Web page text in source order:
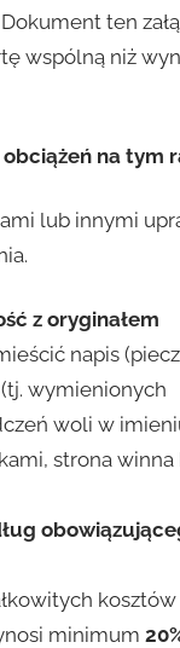
ten
wspólną niż
na tym
lub innymi
z oryginałem
napis
wymienionych
woli w
strona winna
kosztów
minimum